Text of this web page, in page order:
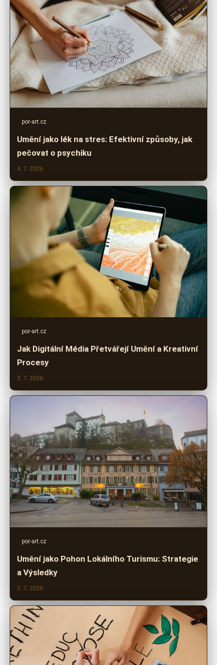
por-art.cz
Umění jako lék na stres: Efektivní způsoby, jak
pečovat o psychiku
4. 7. 2026
por-art.cz
Jak Digitální Média Přetvářejí Umění a Kreativní
Procesy
3. 7. 2026
por-art.cz
Umění jako Pohon Lokálního Turismu: Strategie
a Výsledky
2. 7. 2026